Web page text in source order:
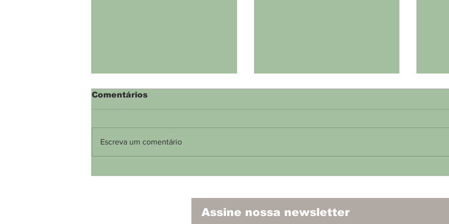
dezembro de 2021, diz
Prefeitura reabre
atividades da Fase 1 a partir desta
Horizonte, orientada pelo
Comentários
Escreva um comentário
Assine nossa newsletter